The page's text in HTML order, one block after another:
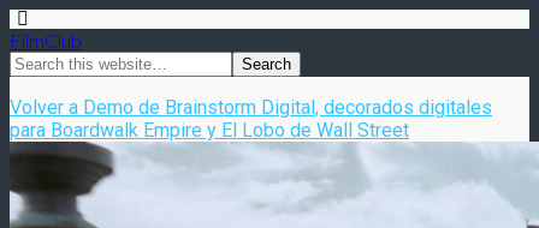
FilmClub
Volver a Demo de Brainstorm Digital, decorados digitales
para Boardwalk Empire y El Lobo de Wall Street